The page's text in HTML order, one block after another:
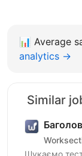
📊 Average
analytics →
Similar
Шукаємо